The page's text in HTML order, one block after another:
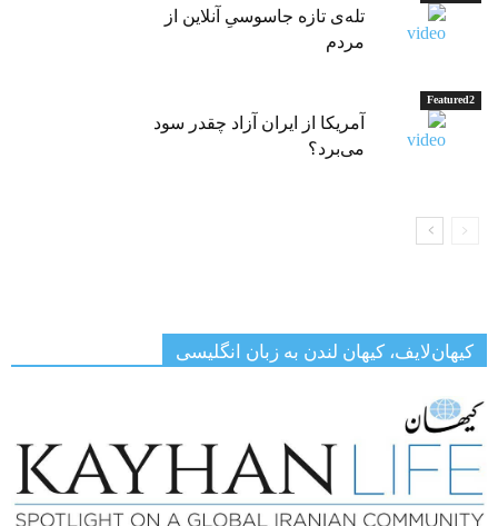
تله‌ی تازه جاسوسیِ آنلاین از
مردم
Featured2
آمریکا از ایران آزاد چقدر سود
می‌برد؟
کیهان‌لایف، کیهان لندن به زبان انگلیسی